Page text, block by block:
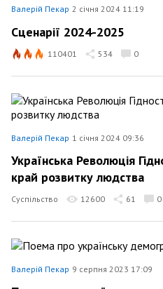
Валерій Пекар 2 січня 2024 11:19
Сценарії 2024-2025
110401 534 0
Валерій Пекар 1 січня 2024 09:36
Українська Революція
край розвитку людства
Суспільство 12600 61 0
Валерій Пекар 9 серпня 2023 17:09